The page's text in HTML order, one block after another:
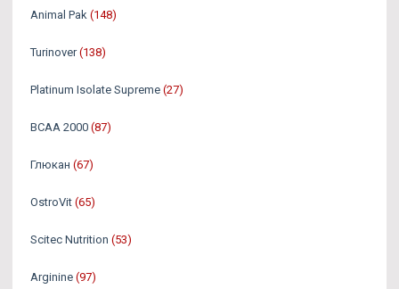
Animal Pak (148)
Turinover (138)
Platinum Isolate Supreme (27)
BCAA 2000 (87)
Глюкан (67)
OstroVit (65)
Scitec Nutrition (53)
Arginine (97)